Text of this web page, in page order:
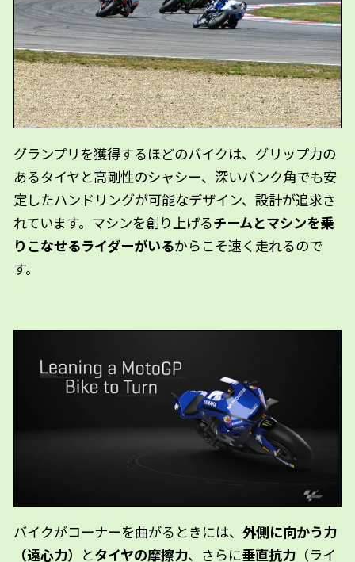
グランプリを獲得するほどのバイクは、グリップ力の
あるタイヤと高剛性のシャシー、深いバンク角でも安
定したハンドリングが可能なデザイン、設計が追求さ
れています。マシンを創り上げるチームとマシンを乗
りこなせるライダーがいるからこそ速く走れるので
す。
バイクがコーナーを曲がるときには、外側に向かう力
（遠心力） とタイヤの摩擦力、さらに垂直抗力 （ライ